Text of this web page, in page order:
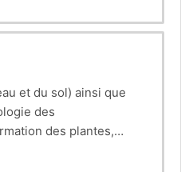
et du sol) ainsi que
des
des plantes,